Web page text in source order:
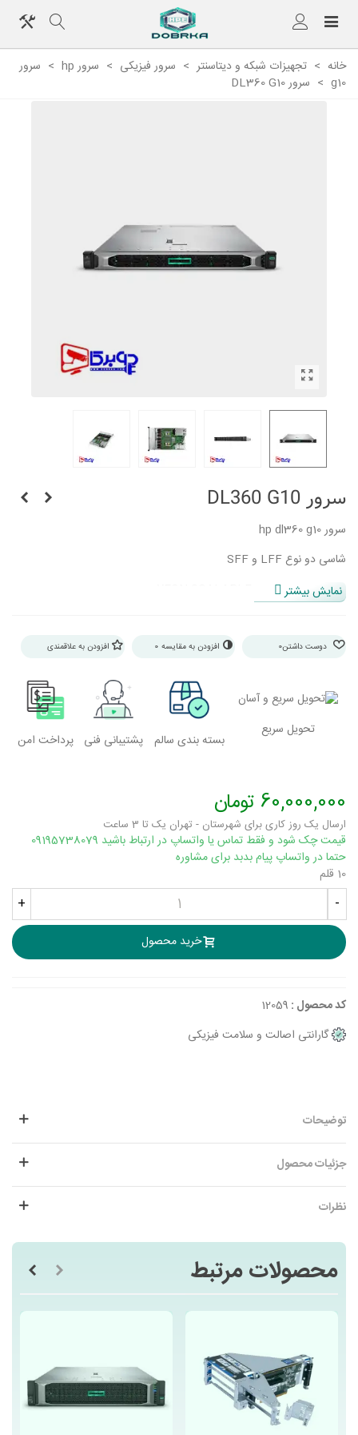
خانه > تجهیزات شبکه و دیتاسنتر > سرور فیزیکی > سرور hp > سرور
g10
> سرور DL360 G10
سرور DL360 G10
سرور hp dl360 g10
شاسی دو نوع LFF و SFF
سی پی یو های سری XEON SCALABLE
حداکثر تعداد هسته سی پی یو 28 هسته
نمایش بیشتر
دوست داشتن0 افزودن به مقایسه 0 افزودن به علاقمندی
تحویل سریع
بسته بندی سالم پشتیبانی فنی پرداخت امن
60,000,000 تومان
ارسال یک روز کاری برای شهرستان - تهران یک تا 3 ساعت
قیمت چک شود و فقط تماس یا واتساپ در ارتباط باشید 09195738079
حتما در واتساپ پیام بدبد برای مشاوره
10 قلم
-
+
خرید محصول
کد محصول : 12059
گارانتی اصالت و سلامت فیزیکی
توضیحات
جزئیات محصول
نظرات
محصولات مرتبط